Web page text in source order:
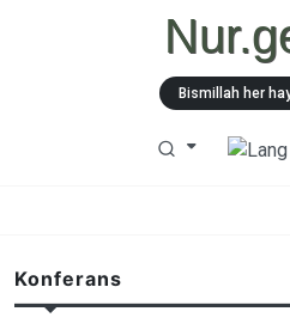
Bismillah her
Konferans